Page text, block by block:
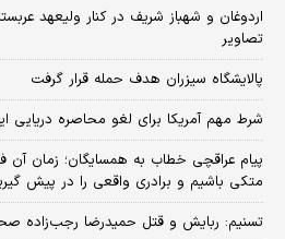
اردوغان و شهباز شریف در کنار ولیعهد
تصاویر
پالایشگاه سیزران هدف حمله قرار گرفت
شرط مهم آمریکا برای لغو محاصره دریایی
پیام عراقچی خطاب به همسایگان؛ زمان
متکی باشیم و برادری واقعی را در پیش
تسنیم: ربایش و قتل حمیدرضا رجب‌زاده